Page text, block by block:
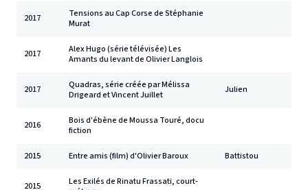
2017
Tensions au Cap Corse de Stéphanie
Murat
2017
Alex Hugo (série télévisée) Les
Amants du levant de Olivier Langlois
2017
Quadras, série créée par Mélissa
Drigeard et Vincent Juillet
Julien
2016
Bois d'ébène de Moussa Touré, docu
fiction
2015 Entre amis (film) d'Olivier Baroux Battistou
2015
Les Exilés de Rinatu Frassati, court-